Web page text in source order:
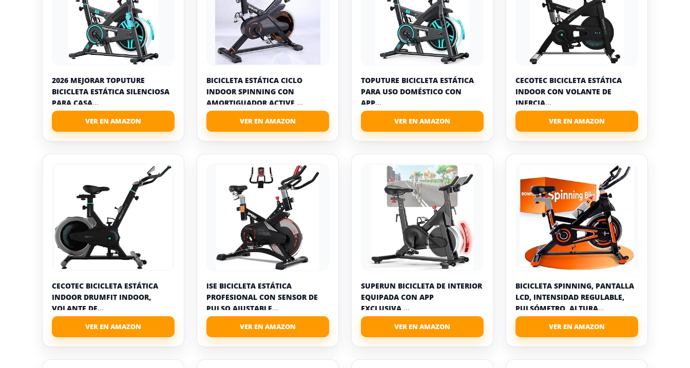
2026 MEJORAR TOPUTURE
BICICLETA ESTÁTICA SILENCIOSA
PARA CASA...
BICICLETA ESTÁTICA CICLO
INDOOR SPINNING CON
AMORTIGUADOR ACTIVE,...
TOPUTURE BICICLETA ESTÁTICA
PARA USO DOMÉSTICO CON
APP...
CECOTEC BICICLETA ESTÁTICA
INDOOR CON VOLANTE DE
INERCIA...
CECOTEC BICICLETA ESTÁTICA
INDOOR DRUMFIT INDOOR,
VOLANTE DE...
ISE BICICLETA ESTÁTICA
PROFESIONAL CON SENSOR DE
PULSO,AJUSTABLE...
SUPERUN BICICLETA DE INTERIOR
EQUIPADA CON APP
EXCLUSIVA,...
BICICLETA SPINNING, PANTALLA
LCD, INTENSIDAD REGULABLE,
PULSÓMETRO, ALTURA...